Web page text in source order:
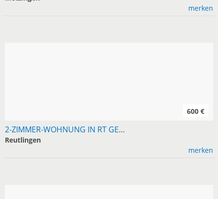
merken
2-ZIMMER-WOHNUNG IN RT GESUCHT, MIETE 600
600 €
Reutlingen
merken